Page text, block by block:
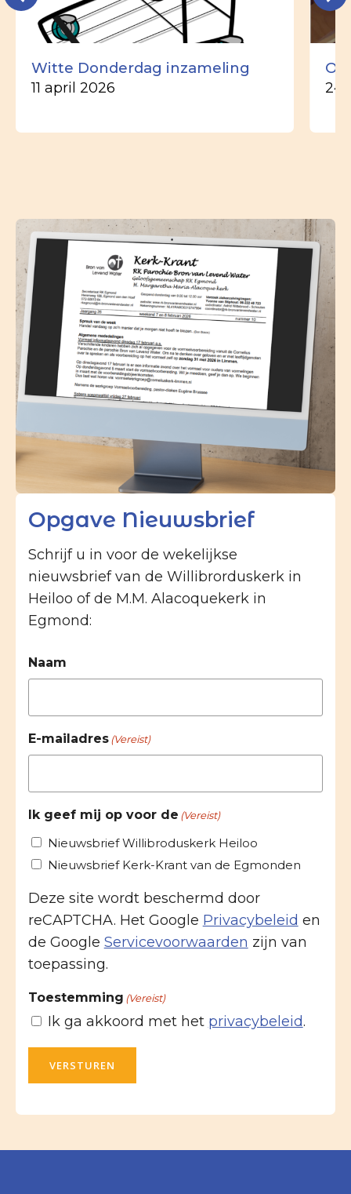
Witte Donderdag inzameling
11 april 2026 24
Opgave Nieuwsbrief
Schrijf u in voor de wekelijkse
nieuwsbrief van de Willibrorduskerk in
Heiloo of de M.M. Alacoquekerk in
Egmond:
Naam
E-mailadres (Vereist)
Ik geef mij op voor de (Vereist)
Nieuwsbrief Willibroduskerk Heiloo
Nieuwsbrief Kerk-Krant van de Egmonden
Deze site wordt beschermd door
reCAPTCHA. Het Google Privacybeleid en
de Google Servicevoorwaarden zijn van
toepassing.
Toestemming (Vereist)
Ik ga akkoord met het privacybeleid.
VERSTUREN